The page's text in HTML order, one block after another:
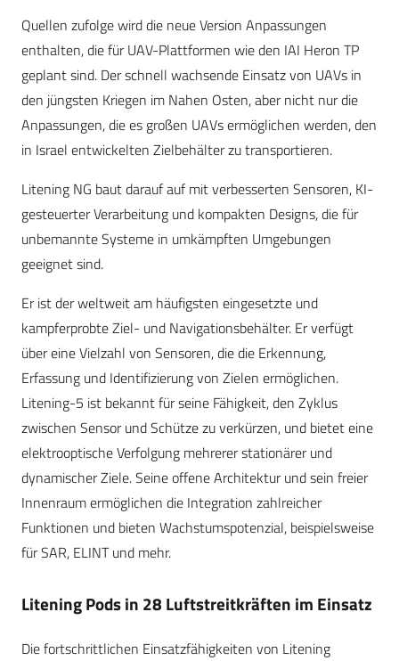
Quellen zufolge wird die neue Version Anpassungen
enthalten, die für UAV-Plattformen wie den IAI Heron TP
geplant sind. Der schnell wachsende Einsatz von UAVs in
den jüngsten Kriegen im Nahen Osten, aber nicht nur die
Anpassungen, die es großen UAVs ermöglichen werden, den
in Israel entwickelten Zielbehälter zu transportieren.
Litening NG baut darauf auf mit verbesserten Sensoren, KI-
gesteuerter Verarbeitung und kompakten Designs, die für
unbemannte Systeme in umkämpften Umgebungen
geeignet sind.
Er ist der weltweit am häufigsten eingesetzte und
kampferprobte Ziel- und Navigationsbehälter. Er verfügt
über eine Vielzahl von Sensoren, die die Erkennung,
Erfassung und Identifizierung von Zielen ermöglichen.
Litening-5 ist bekannt für seine Fähigkeit, den Zyklus
zwischen Sensor und Schütze zu verkürzen, und bietet eine
elektrooptische Verfolgung mehrerer stationärer und
dynamischer Ziele. Seine offene Architektur und sein freier
Innenraum ermöglichen die Integration zahlreicher
Funktionen und bieten Wachstumspotenzial, beispielsweise
für SAR, ELINT und mehr.
Litening Pods in 28 Luftstreitkräften im Einsatz
Die fortschrittlichen Einsatzfähigkeiten von Litening